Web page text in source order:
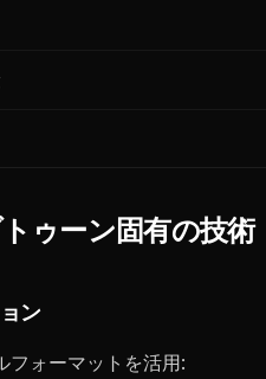
ゥーン固有の技術
ン
フォーマットを活用: